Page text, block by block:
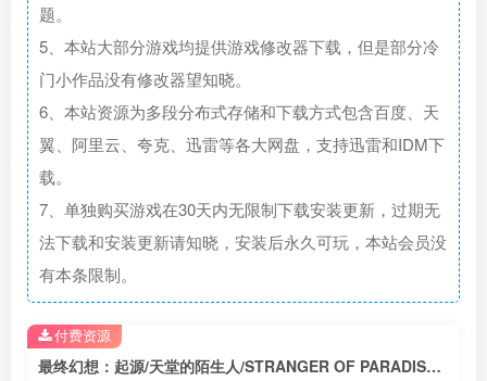
题。
5、本站大部分游戏均提供游戏修改器下载，但是部分冷
门小作品没有修改器望知晓。
6、本站资源为多段分布式存储和下载方式包含百度、天
翼、阿里云、夸克、迅雷等各大网盘，支持迅雷和IDM下
载。
7、单独购买游戏在30天内无限制下载安装更新，过期无
法下载和安装更新请知晓，安装后永久可玩，本站会员没
有本条限制。
最终幻想：起源/天堂的陌生人/STRANGER OF PARADISE FINAL FANTASY ORIGIN
付费资源